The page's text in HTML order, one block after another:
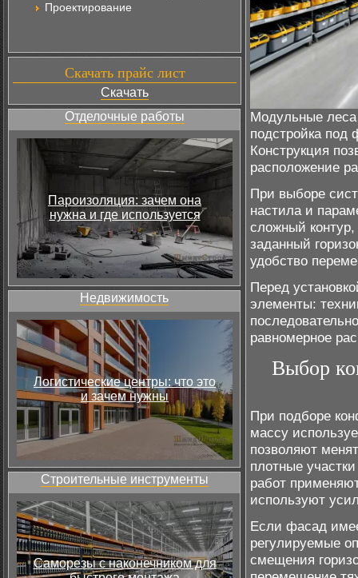
Проектирование
Скачать прайс лист
Скачать
Отделочные работы
Пароизоляция: зачем она
нужна и где используется
Недвижимость
Логистические центры: что это
и зачем нужны
Строительные инструменты
Саморезы с наконечником для
Модульные леса
подстройка под
Конструкция
расположение
При выборе
настила и
сложный
заданный
удобство
Перед
элементы:
равномерное
Выбор
При подборе
массу
позволяют
плотные
работ
используют
Если фасад
регулируемые
смещения